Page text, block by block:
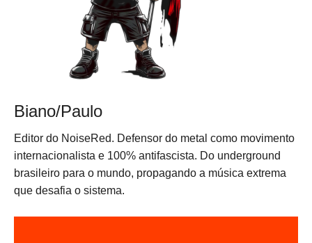
Biano/Paulo
Editor do NoiseRed. Defensor do metal como movimento
internacionalista e 100% antifascista. Do underground
brasileiro para o mundo, propagando a música extrema
que desafia o sistema.
N